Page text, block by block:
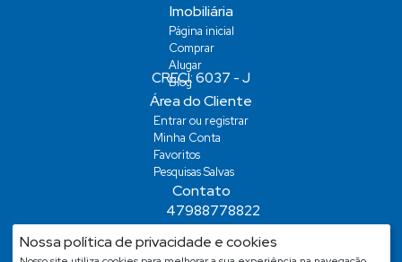
Nossa política de privacidade e cookies
Imobiliária
Página inicial
Comprar
Alugar
Blog
Área do Cliente
Entrar ou registrar
Minha Conta
Favoritos
Pesquisas Salvas
Contato
47988778822
demiansm@hotmail.com